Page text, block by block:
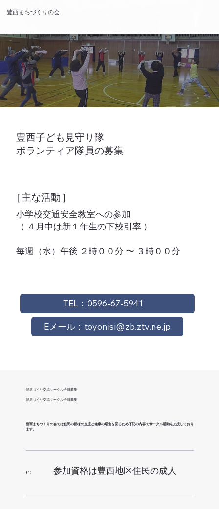
豊西まちづくりの会
募集
豊西子ども見守り隊
ボランティア隊員の募集
[ 主な活動 ]
小学校交通安全教室への参加
（ ４月中は新１年生の下校引率 ）
毎週（水）午後 ２時００分 〜 ３時００分
TEL：0596-67-5941
Eメール：toyonisi@zb.ztv.ne.jp
健康づくり交流サークル会員募集
健康づくり交流サークル会員募集
豊西まちづくりの会では住民の皆様の交流と健康の増進を図るため下記の内容でサークル活動を支援しており
ます。
( 1 ) 参加資格は豊西地区住民の成人